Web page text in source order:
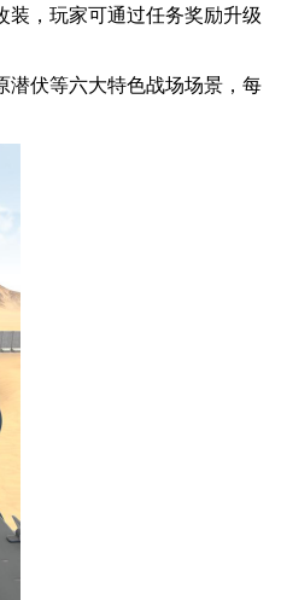
装，玩家可通过任务奖励升级
潜伏等六大特色战场场景，每